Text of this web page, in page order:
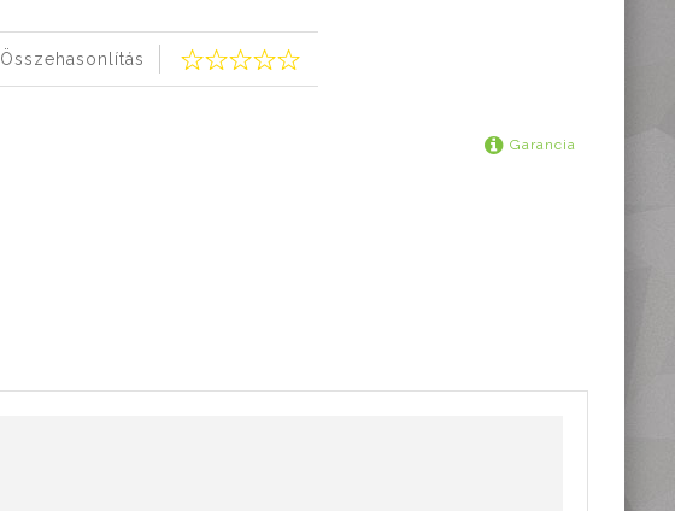
Összehasonlítás
Garancia